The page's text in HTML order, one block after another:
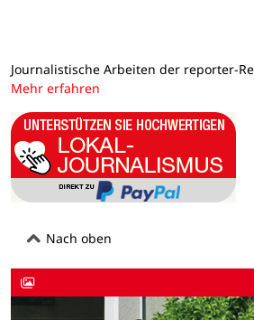
Journalistische Arbeiten der reporter-
Mehr erfahren
Nach oben